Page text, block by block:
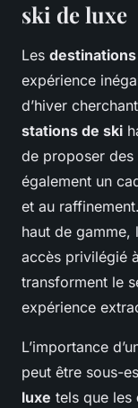
ski de luxe
Les
expérience
d’hiver
stations de ski
de proposer des
également un
et au
haut de gamme,
accès privilégié
transforment le
expérience
L’importance
peut être sous-
luxe tels que les